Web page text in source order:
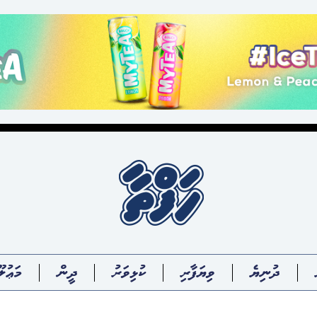
ދުނިޔެ ވިޔަފާރި ކުޅިވަރު ދީން